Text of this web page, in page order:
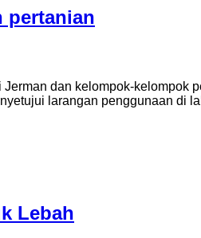
pertanian
dan kelompok-kelompok
larangan penggunaan di
Lebah